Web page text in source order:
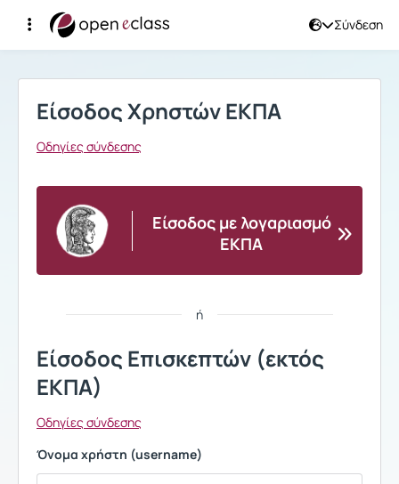
Σύνδεση
Σύνδεση
Είσοδος Χρηστών ΕΚΠΑ
Οδηγίες σύνδεσης
Είσοδος με λογαριασμό
ΕΚΠΑ
ή
Είσοδος Επισκεπτών (εκτός
ΕΚΠΑ)
Οδηγίες σύνδεσης
Όνομα χρήστη (username)